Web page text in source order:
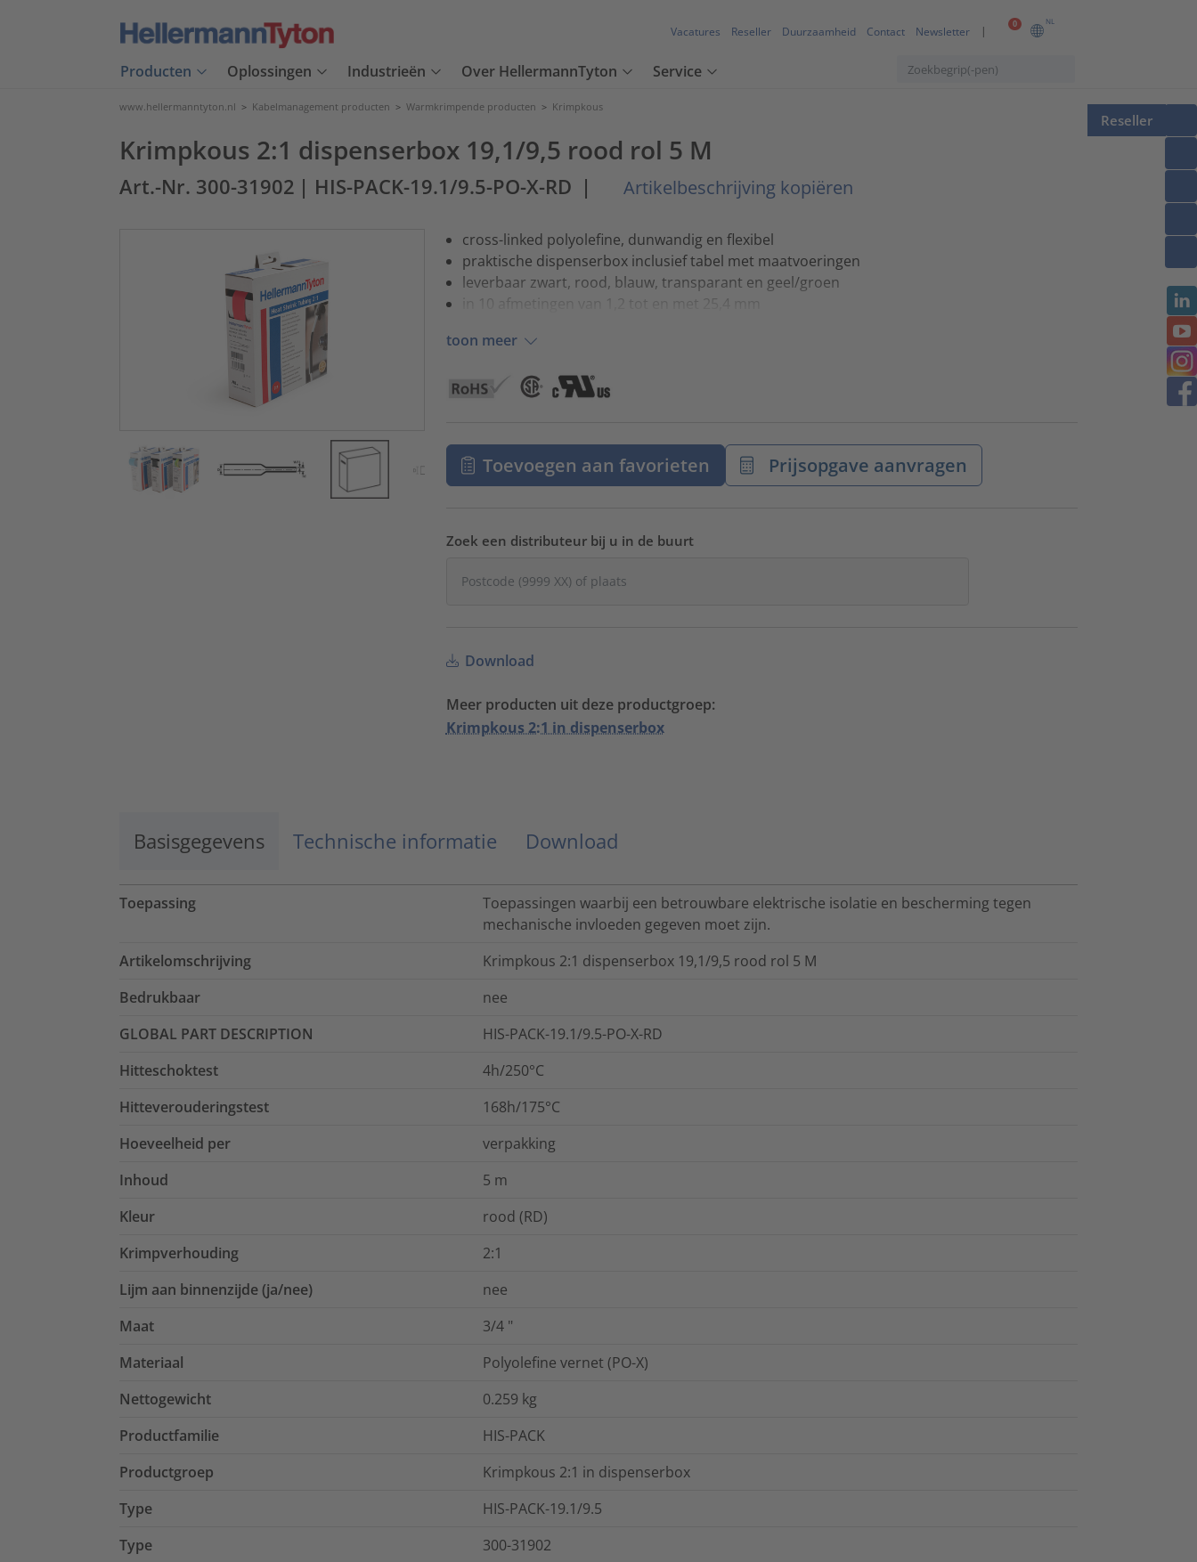
0 NL
Vacatures Reseller Duurzaamheid Contact Newsletter
Producten Oplossingen Industrieën Over HellermannTyton Service
Reseller
www.hellermanntyton.nl > Kabelmanagement producten > Warmkrimpende producten > Krimpkous
Krimpkous 2:1 dispenserbox 19,1/9,5 rood rol 5 M
Art.-Nr. 300-31902 | HIS-PACK-19.1/9.5-PO-X-RD | Artikelbeschrijving kopiëren
cross-linked polyolefine, dunwandig en flexibel
praktische dispenserbox inclusief tabel met maatvoeringen
leverbaar zwart, rood, blauw, transparant en geel/groen
in 10 afmetingen van 1,2 tot en met 25,4 mm
toon meer
Toevoegen aan favorieten Prijsopgave aanvragen
Zoek een distributeur bij u in de buurt
Download
Meer producten uit deze productgroep:
Krimpkous 2:1 in dispenserbox
Basisgegevens Technische informatie Download
Toepassing
Toepassingen waarbij een betrouwbare elektrische isolatie en bescherming tegen
mechanische invloeden gegeven moet zijn.
Artikelomschrijving
Krimpkous 2:1 dispenserbox 19,1/9,5 rood rol 5 M
Bedrukbaar
nee
GLOBAL PART DESCRIPTION
HIS-PACK-19.1/9.5-PO-X-RD
Hitteschoktest
4h/250°C
Hitteverouderingstest
168h/175°C
Hoeveelheid per
verpakking
Inhoud
5 m
Kleur
rood (RD)
Krimpverhouding
2:1
Lijm aan binnenzijde (ja/nee)
nee
Maat
3/4 "
Materiaal
Polyolefine vernet (PO-X)
Nettogewicht
0.259 kg
Productfamilie
HIS-PACK
Productgroep
Krimpkous 2:1 in dispenserbox
Type
HIS-PACK-19.1/9.5
Type
300-31902